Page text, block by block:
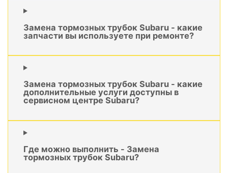
Замена тормозных трубок Subaru - какие
запчасти вы используете при ремонте?
Замена тормозных трубок Subaru - какие
дополнительные услуги доступны в
сервисном центре Subaru?
Где можно выполнить - Замена
тормозных трубок Subaru?